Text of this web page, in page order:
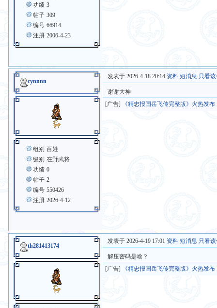
功绩 3
帖子 309
编号 66914
注册 2006-4-23
cynnnn
组别 百姓
级别 在野武将
功绩 0
帖子 2
编号 550426
注册 2026-4-12
发表于 2026-4-18 20:14 资料 短消息 只看
谢谢大神
[广告]
《精忠报国岳飞传完整版》火热发布
th281413174
发表于 2026-4-19 17:01 资料 短消息 只看
解压密码是啥？
[广告]
《精忠报国岳飞传完整版》火热发布